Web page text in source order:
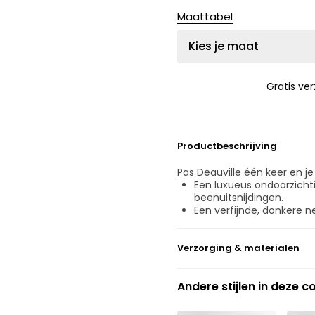
Maattabel
Kies je maat
Gratis
Productbeschrijving
Pas Deauville één keer en
Een luxueus
beenuitsnijdingen.
Een verfijnde, donkere
Verzorging & materialen
Geen professionele
Niet trommeldrogen
Andere stijlen in deze